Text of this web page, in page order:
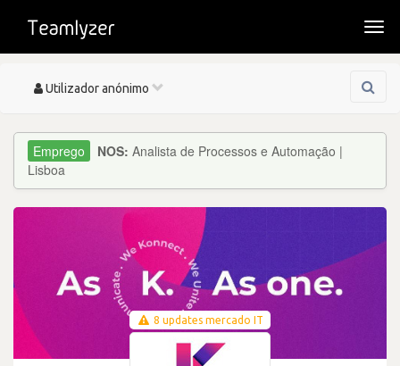
Toggle
Utilizador anónimo
NOS: Analista de Processos e Automação |
Lisboa
8 updates mercado IT